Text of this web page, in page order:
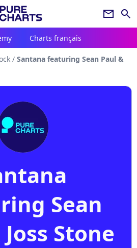
newsletter search
Charts français
/ Santana featuring Sean Paul &
Sean
Stone